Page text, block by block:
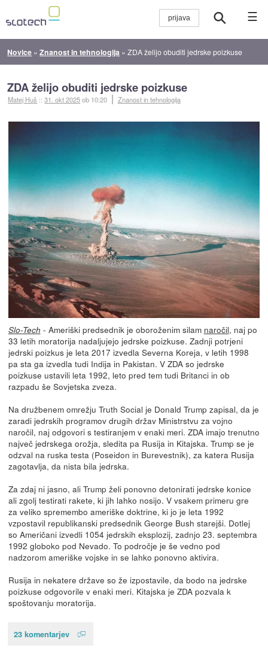
☰
Novice »Znanost in tehnologija »ZDA želijo obuditi jedrske poizkuse
ZDA želijo obuditi jedrske poizkuse
Matej Huš ::31. okt 2025ob 10:20 Znanost in tehnologija
Slo-Tech - Ameriški predsednik je oboroženim silam naročil, naj po
33 letih moratorija nadaljujejo jedrske poizkuse. Zadnji potrjeni
jedrski poizkus je leta 2017 izvedla Severna Koreja, v letih 1998
pa sta ga izvedla tudi Indija in Pakistan. V ZDA so jedrske
poizkuse ustavili leta 1992, leto pred tem tudi Britanci in ob
razpadu še Sovjetska zveza.
Na družbenem omrežju Truth Social je Donald Trump zapisal, da je
zaradi jedrskih programov drugih držav Ministrstvu za vojno
naročil, naj odgovori s testiranjem v enaki meri. ZDA imajo trenutno
največ jedrskega orožja, sledita pa Rusija in Kitajska. Trump se je
odzval na ruska testa (Poseidon in Burevestnik), za katera Rusija
zagotavlja, da nista bila jedrska.
Za zdaj ni jasno, ali Trump želi ponovno detonirati jedrske konice
ali zgolj testirati rakete, ki jih lahko nosijo. V vsakem primeru gre
za veliko spremembo ameriške doktrine, ki jo je leta 1992
vzpostavil republikanski predsednik George Bush starejši. Dotlej
so Američani izvedli 1054 jedrskih eksplozij, zadnjo 23. septembra
1992 globoko pod Nevado. To področje je še vedno pod
nadzorom ameriške vojske in se lahko ponovno aktivira.
Rusija in nekatere države so že izpostavile, da bodo na jedrske
poizkuse odgovorile v enaki meri. Kitajska je ZDA pozvala k
spoštovanju moratorija.
23 komentarjev